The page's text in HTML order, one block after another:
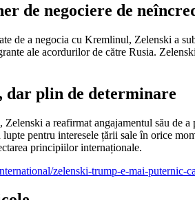
de negociere de
de a negocia cu Kremlinul, Zelenski a
ale acordurilor de către Rusia.
plin de determinare
a reafirmat angajamentul său de
lupte pentru interesele țării sale în orice
principiilor internaționale.
zelenski-trump-e-mai-puternic-